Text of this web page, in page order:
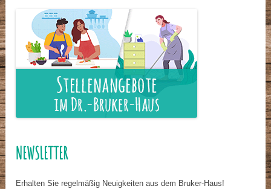
NEWSLETTER
Erhalten Sie regelmäßig Neuigkeiten aus dem Bruker-Haus!